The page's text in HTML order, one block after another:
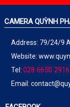
CAMERA QUỲNH
Address: 79/24/9
Website:
Tel: 028 6650 2916
Email: